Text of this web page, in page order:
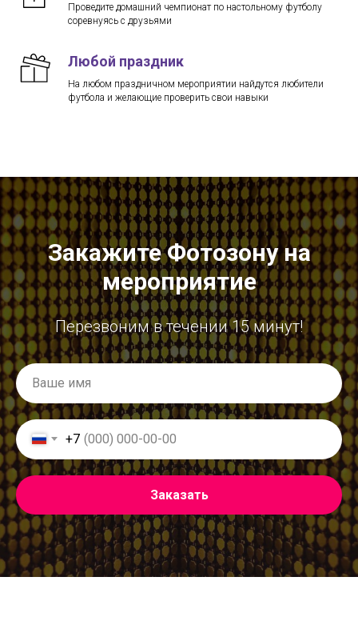
Проведите домашний чемпионат по настольному футболу
соревнуясь с друзьями
Любой праздник
На любом праздничном мероприятии найдутся любители
футбола и желающие проверить свои навыки
Закажите Фотозону на
мероприятие
Перезвоним в течении 15 минут!
+7
Заказать